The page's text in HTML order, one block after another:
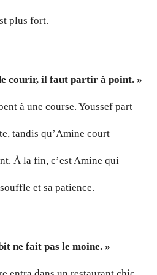
plus fort.
courir, il faut partir à point. »
à une course. Youssef part
tandis qu’Amine court
À la fin, c’est Amine qui
et sa patience.
ne fait pas le moine. »